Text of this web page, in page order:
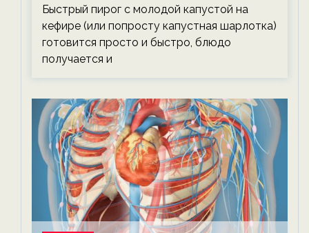
Быстрый пирог с молодой капустой на
кефире (или попросту капустная шарлотка)
готовится просто и быстро, блюдо
получается и